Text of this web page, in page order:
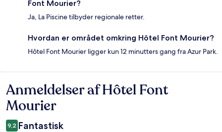
Font Mourier?
Ja, La Piscine tilbyder regionale retter.
Hvordan er området omkring Hôtel Font Mourier?
Hôtel Font Mourier ligger kun 12 minutters gang fra Azur Park.
Anmeldelser
Anmeldelser af Hôtel Font
Mourier
9,2 Fantastisk